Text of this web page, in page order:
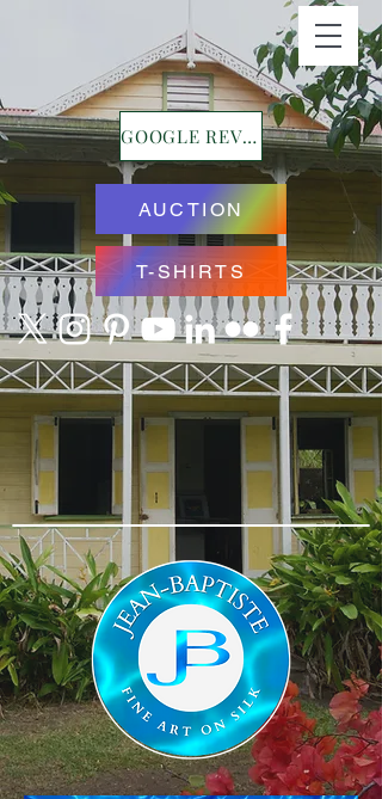
GOOGLE REVIEWS
AUCTION
T-SHIRTS